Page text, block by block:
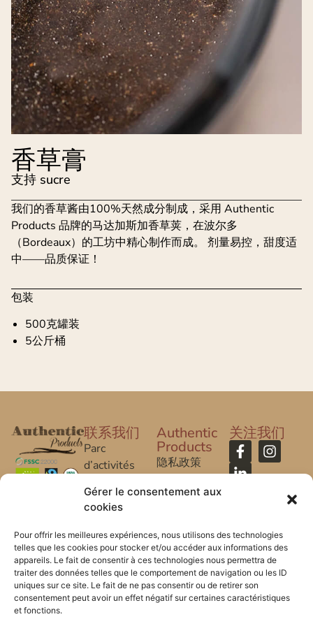
Gérer le consentement aux
cookies
Pour offrir les meilleures expériences, nous utilisons des technologies
telles que les cookies pour stocker et/ou accéder aux informations des
appareils. Le fait de consentir à ces technologies nous permettra de
traiter des données telles que le comportement de navigation ou les ID
uniques sur ce site. Le fait de ne pas consentir ou de retirer son
consentement peut avoir un effet négatif sur certaines caractéristiques
et fonctions.
香草膏
支持 sucre
我们的香草酱由100%天然成分制成，采用 Authentic
Products 品牌的马达加斯加香草荚，在波尔多
（Bordeaux）的工坊中精心制作而成。 剂量易控，甜度适
中——品质保证！
包装
500克罐装
5公斤桶
联系我们
Parc
d’activités
20 rue
33185 Le
Haillan –
FRANCE
Authentic
Products
隐私政策
法律声明
关注我们